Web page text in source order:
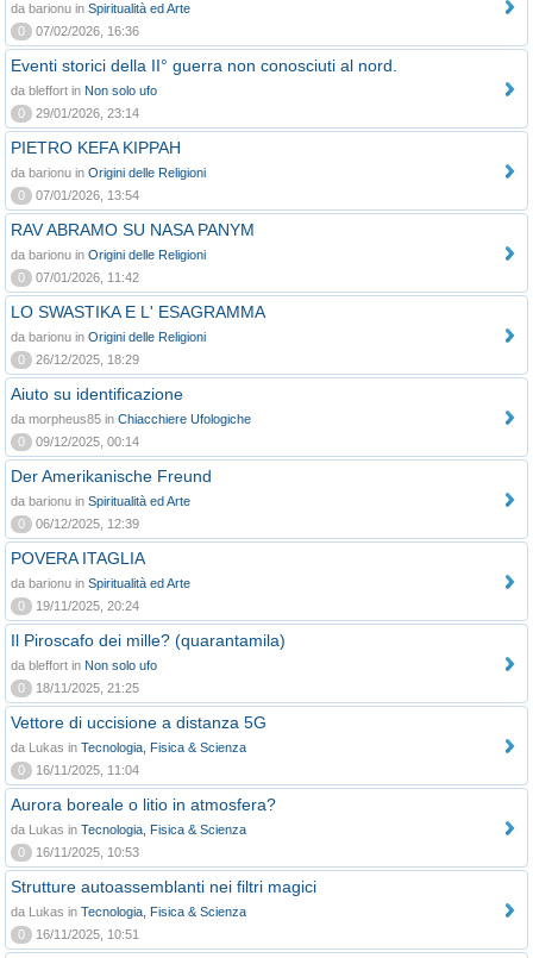
da barionu in Spiritualità ed Arte
0
07/02/2026, 16:36
Eventi storici della II° guerra non conosciuti al nord.
da bleffort in Non solo ufo
0
29/01/2026, 23:14
PIETRO KEFA KIPPAH
da barionu in Origini delle Religioni
0
07/01/2026, 13:54
RAV ABRAMO SU NASA PANYM
da barionu in Origini delle Religioni
0
07/01/2026, 11:42
LO SWASTIKA E L' ESAGRAMMA
da barionu in Origini delle Religioni
0
26/12/2025, 18:29
Aiuto su identificazione
da morpheus85 in Chiacchiere Ufologiche
0
09/12/2025, 00:14
Der Amerikanische Freund
da barionu in Spiritualità ed Arte
0
06/12/2025, 12:39
POVERA ITAGLIA
da barionu in Spiritualità ed Arte
0
19/11/2025, 20:24
Il Piroscafo dei mille? (quarantamila)
da bleffort in Non solo ufo
0
18/11/2025, 21:25
Vettore di uccisione a distanza 5G
da Lukas in Tecnologia, Fisica & Scienza
0
16/11/2025, 11:04
Aurora boreale o litio in atmosfera?
da Lukas in Tecnologia, Fisica & Scienza
0
16/11/2025, 10:53
Strutture autoassemblanti nei filtri magici
da Lukas in Tecnologia, Fisica & Scienza
0
16/11/2025, 10:51